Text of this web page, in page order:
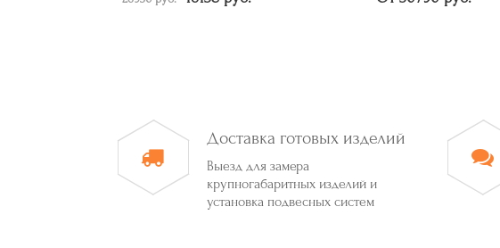
Доставка готовых изделий
Выезд для замера
крупногабаритных изделий и
установка подвесных систем